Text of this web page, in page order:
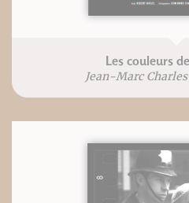
Les couleurs
Jean-Marc